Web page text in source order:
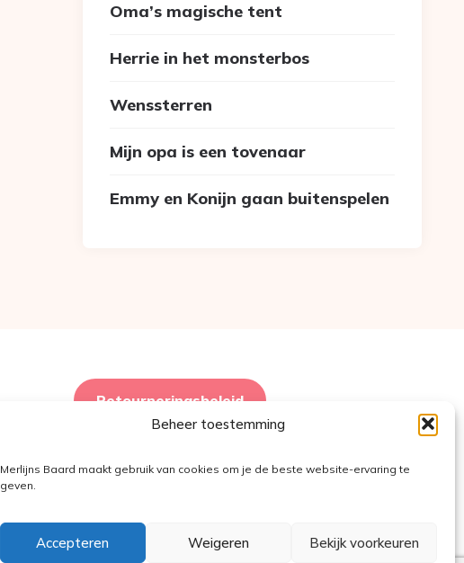
Beheer toestemming
Merlijns Baard maakt gebruik van cookies om je de beste website-ervaring te
geven.
Accepteren Weigeren Bekijk voorkeuren
Oma’s magische tent
Herrie in het monsterbos
Wenssterren
Mijn opa is een tovenaar
Emmy en Konijn gaan buitenspelen
Retourneringsbeleid